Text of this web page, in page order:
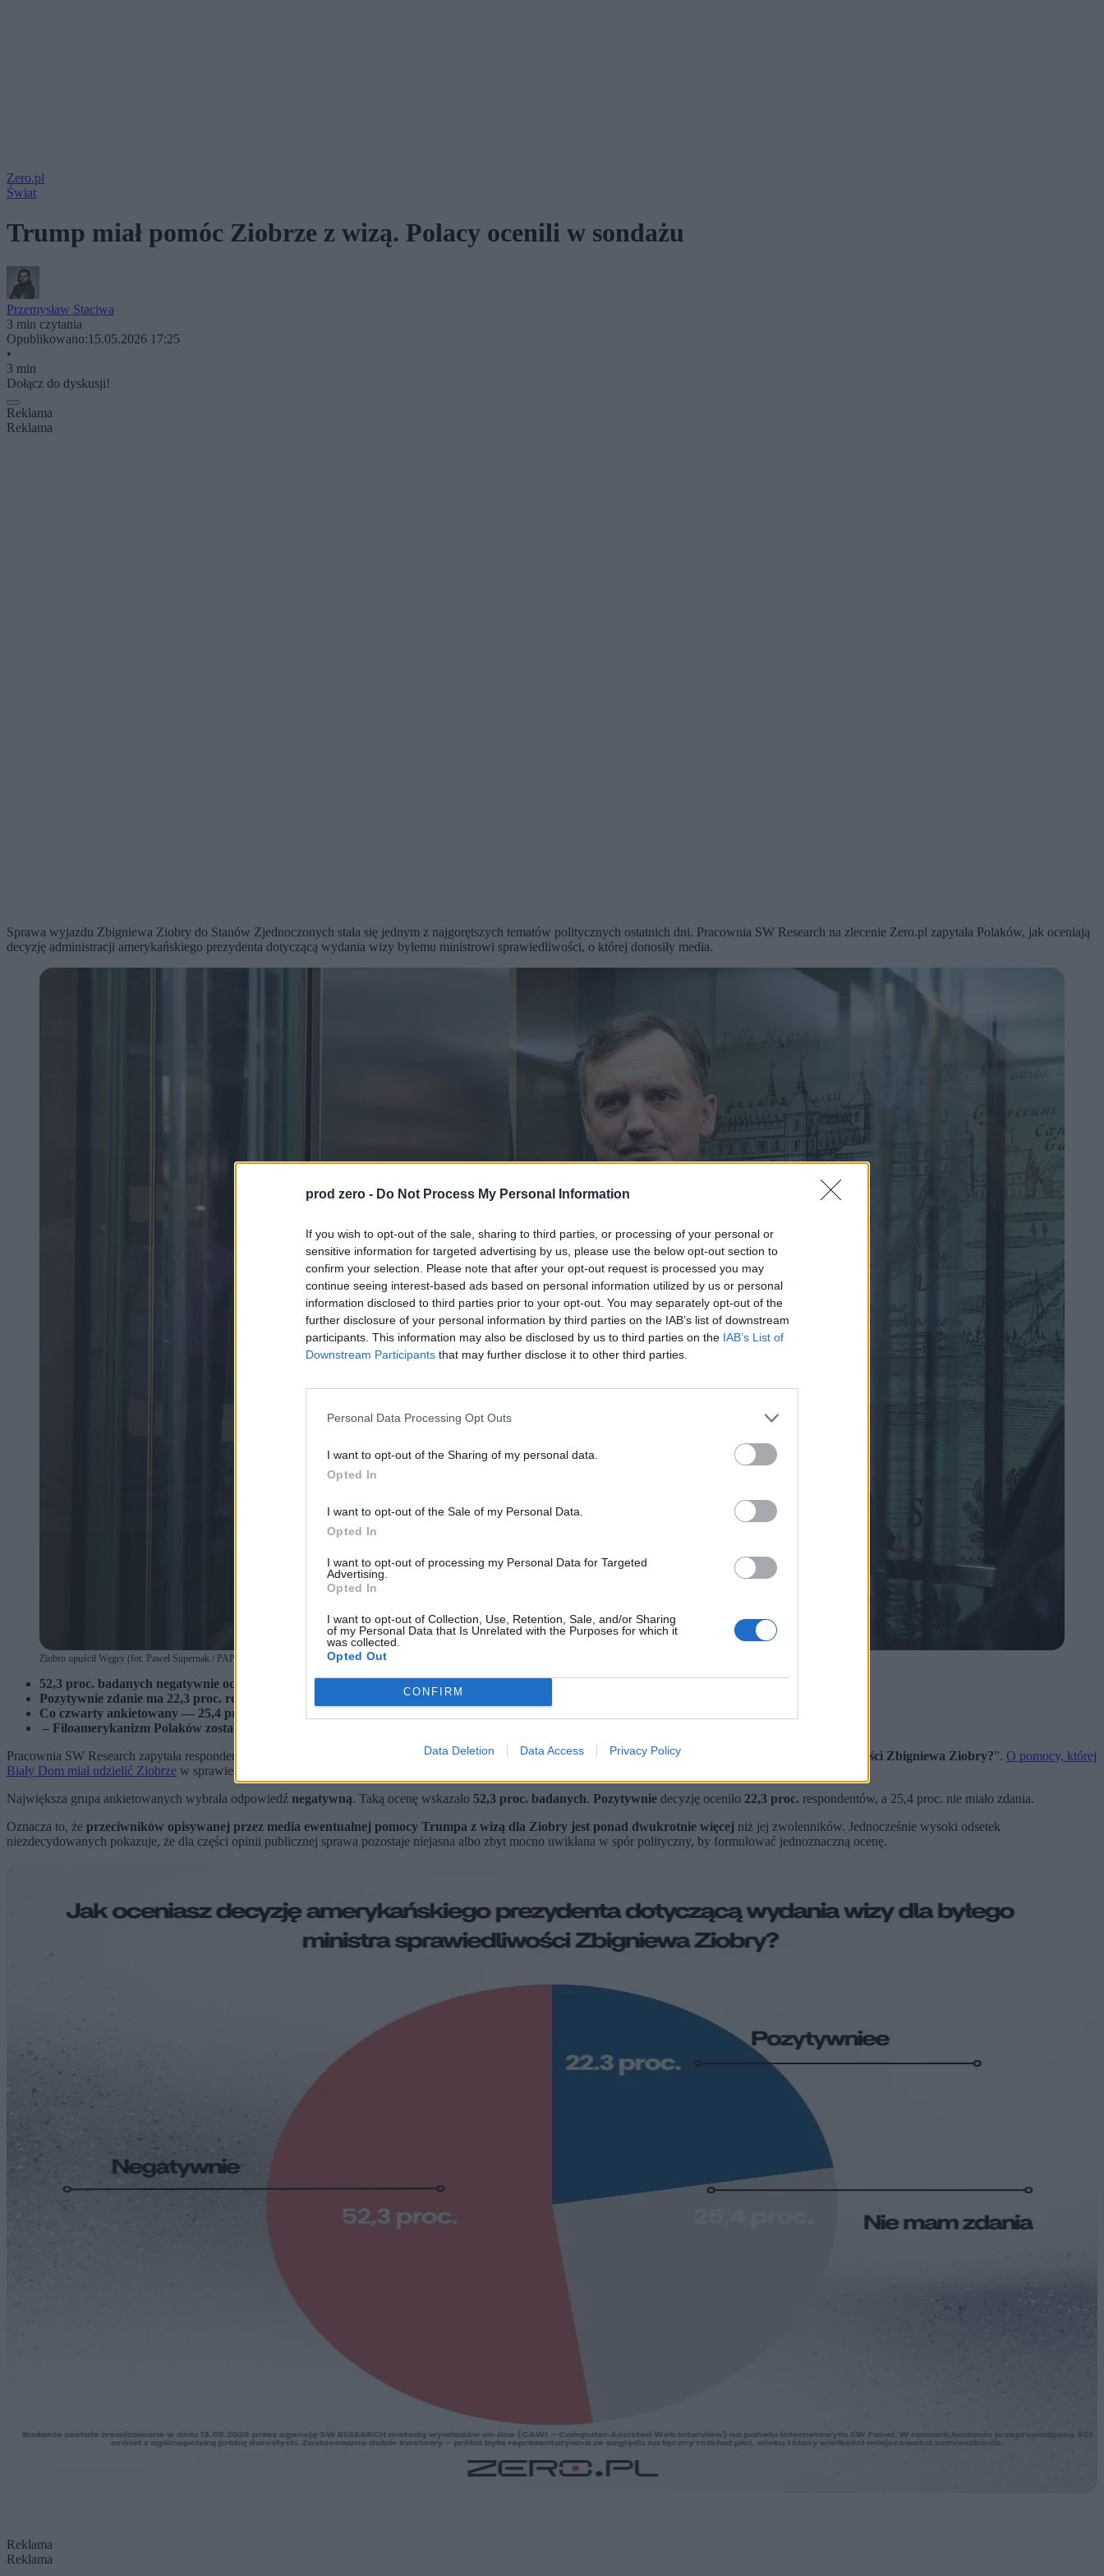
prod zero - Do Not Process My Personal Information
If you wish to opt-out of the sale, sharing to third parties, or processing of your personal or
sensitive information for targeted advertising by us, please use the below opt-out section to
confirm your selection. Please note that after your opt-out request is processed you may
continue seeing interest-based ads based on personal information utilized by us or personal
information disclosed to third parties prior to your opt-out. You may separately opt-out of the
further disclosure of your personal information by third parties on the IAB’s list of downstream
participants. This information may also be disclosed by us to third parties on the IAB’s List of
Downstream Participants that may further disclose it to other third parties.
Personal Data Processing Opt Outs
I want to opt-out of the Sharing of my personal data.
Opted In
I want to opt-out of the Sale of my Personal Data.
Opted In
I want to opt-out of processing my Personal Data for Targeted
Advertising.
Opted In
I want to opt-out of Collection, Use, Retention, Sale, and/or Sharing
of my Personal Data that Is Unrelated with the Purposes for which it
was collected.
Opted Out
CONFIRM
Data Deletion Data Access Privacy Policy
Zero.pl
Świat
Trump miał pomóc Ziobrze z wizą. Polacy ocenili w sondażu
Przemysław Staciwa
3 min czytania
Opublikowano:15.05.2026 17:25
•
3 min
Dołącz do dyskusji!
Reklama
Reklama
Sprawa wyjazdu Zbigniewa Ziobry do Stanów Zjednoczonych stała się jednym z najgorętszych tematów politycznych ostatnich dni. Pracownia SW Research na zlecenie Zero.pl zapytała Polaków, jak oceniają
decyzję administracji amerykańskiego prezydenta dotyczącą wydania wizy byłemu ministrowi sprawiedliwości, o której donosiły media.
Ziobro opuścił Węgry (fot. Paweł Supernak / PAP)
52,3 proc. badanych negatywnie ocenia decyzję Donalda Trumpa dotyczącą wydania wizy Zbigniewowi Ziobro.
Pozytywnie zdanie ma 22,3 proc. respondentów.
Co czwarty ankietowany — 25,4 proc. — nie chce zabrać głosu.
– Filoamerykanizm Polaków został wystawiony na poważną próbę – powiedział w rozmowie z Zero.pl politolog, prof. Rafał Chwedoruk.
Pracownia SW Research zapytała respondentów: „
Jak oceniasz decyzję amerykańskiego prezydenta dotyczącą wydania wizy dla byłego ministra sprawiedliwości Zbigniewa Ziobry?”. O pomocy, której
Biały Dom miał udzielić Ziobrze w sprawie możliwości wyjazdu z Węgier o USA obszernie rozpisywały się media.
Największa grupa ankietowanych wybrała odpowiedź negatywną. Taką ocenę wskazało 52,3 proc. badanych. Pozytywnie decyzję oceniło 22,3 proc. respondentów, a 25,4 proc. nie miało zdania.
Oznacza to, że przeciwników opisywanej przez media ewentualnej pomocy Trumpa z wizą dla Ziobry jest ponad dwukrotnie więcej niż jej zwolenników. Jednocześnie wysoki odsetek
niezdecydowanych pokazuje, że dla części opinii publicznej sprawa pozostaje niejasna albo zbyt mocno uwikłana w spór polityczny, by formułować jednoznaczną ocenę.
Reklama
Reklama